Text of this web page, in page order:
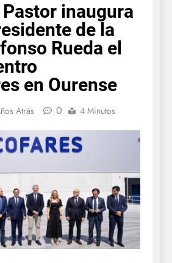
inaugura
de la
Rueda el
en Ourense
Atrás 0 4 Minutos